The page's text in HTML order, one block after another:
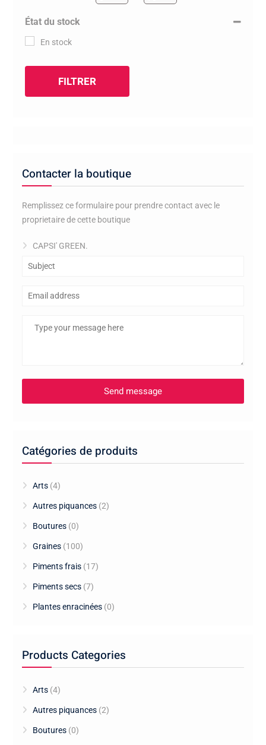
Minimum Price
Maximum Price
État du stock
En stock
FILTRER
Contacter la boutique
Remplissez ce formulaire pour prendre contact avec le
proprietaire de cette boutique
CAPSI' GREEN.
Catégories de produits
Arts (4)
Autres piquances (2)
Boutures (0)
Graines (100)
Piments frais (17)
Piments secs (7)
Plantes enracinées (0)
Products Categories
Arts (4)
Autres piquances (2)
Boutures (0)